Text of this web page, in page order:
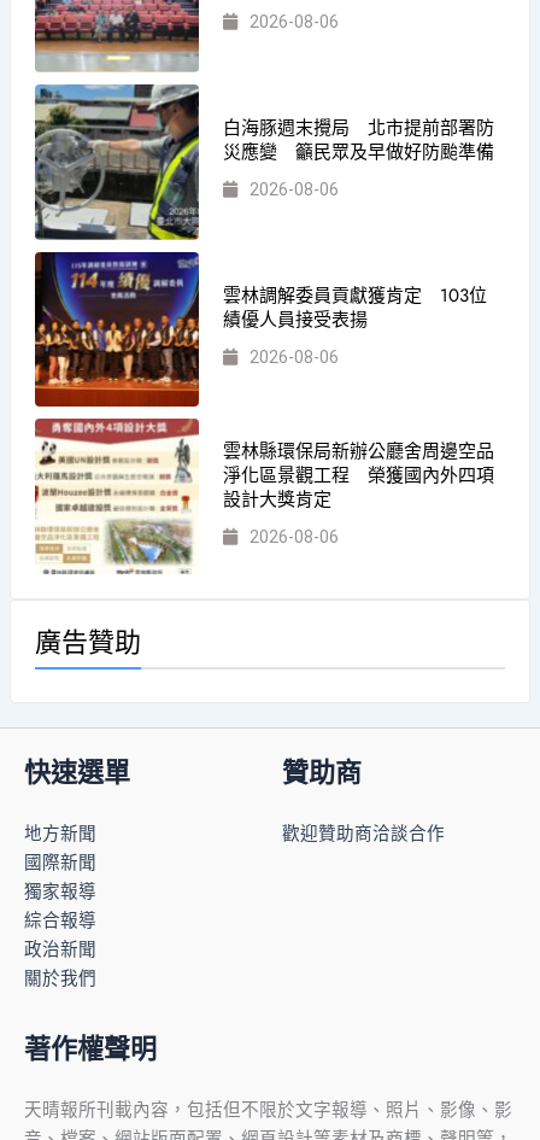
2026-08-06
白海豚週末攪局 北市提前部署防
災應變 籲民眾及早做好防颱準備
2026-08-06
雲林調解委員貢獻獲肯定 103位
績優人員接受表揚
2026-08-06
雲林縣環保局新辦公廳舍周邊空品
淨化區景觀工程 榮獲國內外四項
設計大獎肯定
2026-08-06
廣告贊助
快速選單
地方新聞
國際新聞
獨家報導
綜合報導
政治新聞
關於我們
贊助商
歡迎贊助商洽談合作
著作權聲明
天晴報所刊載內容，包括但不限於文字報導、照片、影像、影